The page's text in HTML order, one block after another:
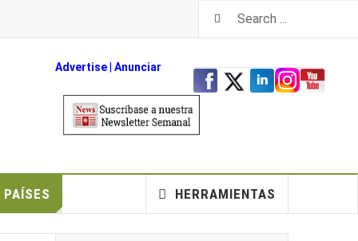
Advertise| Anunciar
PAÍSES HERRAMIENTAS